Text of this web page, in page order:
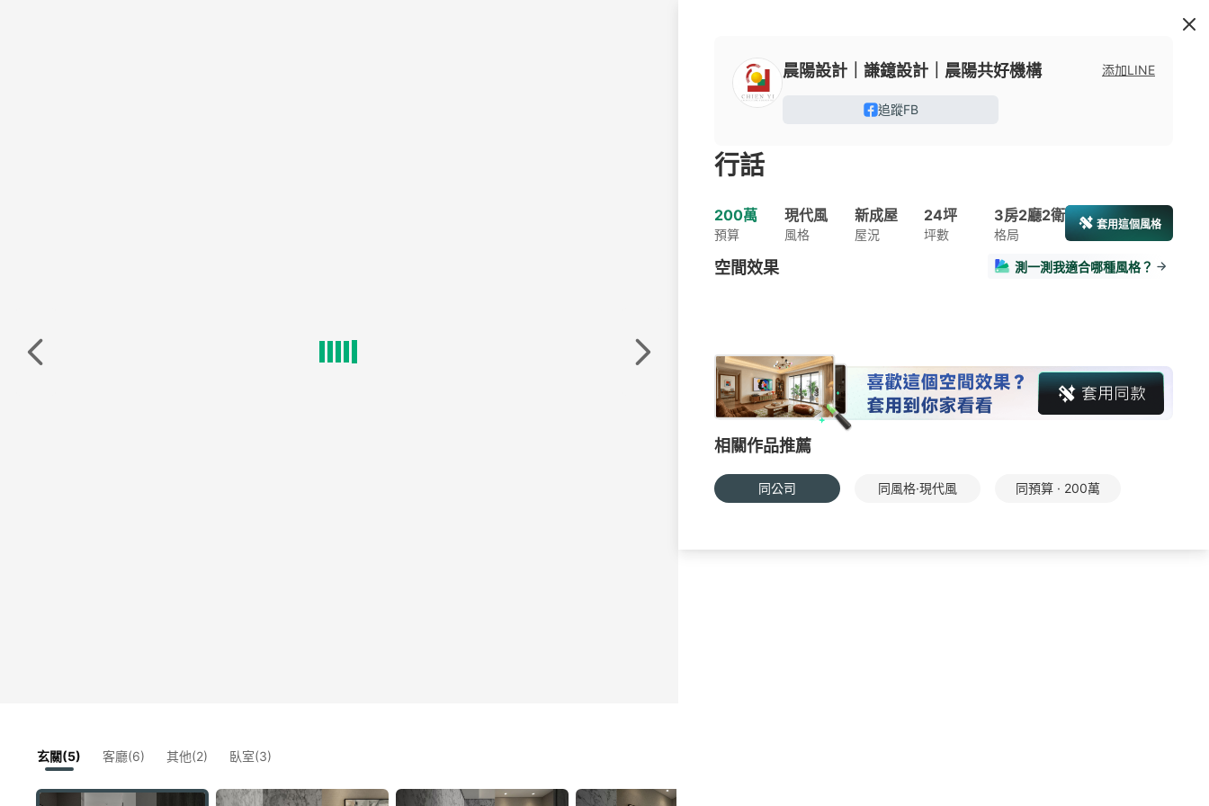
玄關(5) 客廳(6) 其他(2) 臥室(3)
晨陽設計｜謙鐿設計｜晨陽共好機構 添加LINE
追蹤FB
行話
200萬
預算
現代風
風格
新成屋
屋況
24坪
坪數
3房2廳2衛
格局
套用這個風格
空間效果 測一測我適合哪種風格？
相關作品推薦
同公司 同風格·現代風 同預算 · 200萬